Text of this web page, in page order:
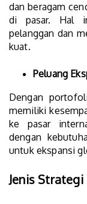
dan beragam
di pasar. Hal
pelanggan dan
kuat.
Peluang
Dengan
memiliki
ke pasar
dengan
untuk ekspansi
Jenis